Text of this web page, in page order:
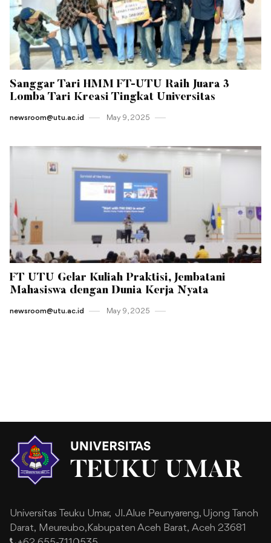
Sanggar Tari HMM FT-UTU Raih Juara 3
Lomba Tari Kreasi Tingkat Universitas
newsroom@utu.ac.id May 9 , 2025
FT UTU Gelar Kuliah Praktisi, Jembatani
Mahasiswa dengan Dunia Kerja Nyata
newsroom@utu.ac.id May 9 , 2025
Universitas Teuku Umar, Jl. Alue Peunyareng, Ujong Tanoh
Darat, Meureubo,Kabupaten Aceh Barat, Aceh 23681